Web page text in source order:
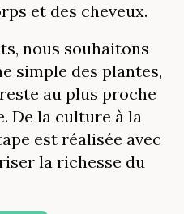
et des cheveux.
nous souhaitons
simple des plantes,
au plus proche
De la culture à la
est réalisée avec
la richesse du